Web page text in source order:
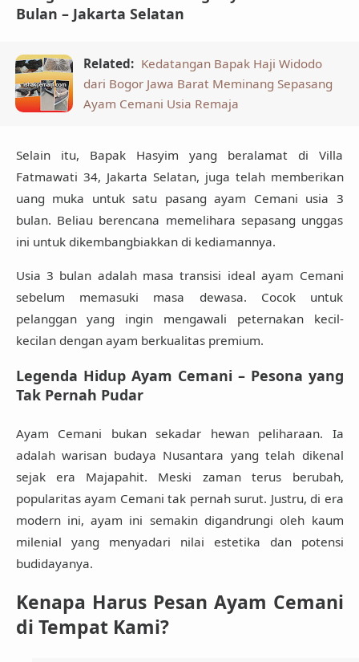
Bulan – Jakarta Selatan
Related: Kedatangan Bapak Haji Widodo
dari Bogor Jawa Barat Meminang Sepasang
Ayam Cemani Usia Remaja
Selain itu, Bapak Hasyim yang beralamat di Villa
Fatmawati 34, Jakarta Selatan, juga telah memberikan
uang muka untuk satu pasang ayam Cemani usia 3
bulan. Beliau berencana memelihara sepasang unggas
ini untuk dikembangbiakkan di kediamannya.
Usia 3 bulan adalah masa transisi ideal ayam Cemani
sebelum memasuki masa dewasa. Cocok untuk
pelanggan yang ingin mengawali peternakan kecil-
kecilan dengan ayam berkualitas premium.
Legenda Hidup Ayam Cemani – Pesona yang
Tak Pernah Pudar
Ayam Cemani bukan sekadar hewan peliharaan. Ia
adalah warisan budaya Nusantara yang telah dikenal
sejak era Majapahit. Meski zaman terus berubah,
popularitas ayam Cemani tak pernah surut. Justru, di era
modern ini, ayam ini semakin digandrungi oleh kaum
milenial yang menyadari nilai estetika dan potensi
budidayanya.
Kenapa Harus Pesan Ayam Cemani
di Tempat Kami?